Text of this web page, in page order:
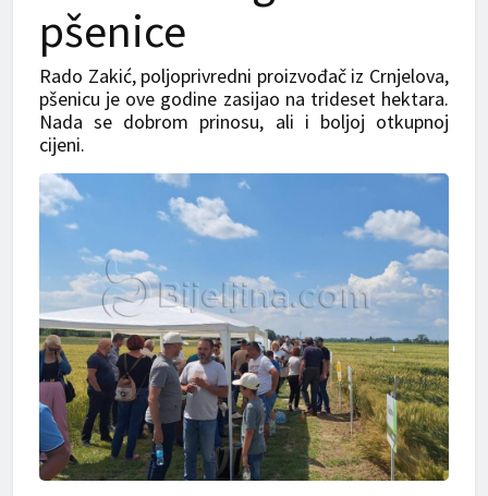
pšenice
Rado Zakić, poljoprivredni proizvođač iz Crnjelova,
pšenicu je ove godine zasijao na trideset hektara.
Nada se dobrom prinosu, ali i boljoj otkupnoj
cijeni.